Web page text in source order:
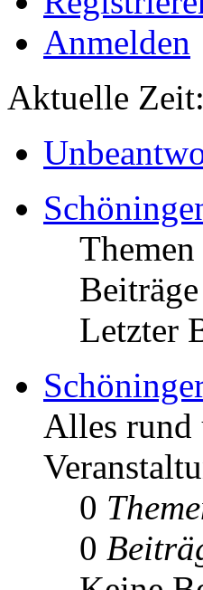
Anmelden
Aktuelle
Themen
Beiträge
Letzter
Alles rund
0
0